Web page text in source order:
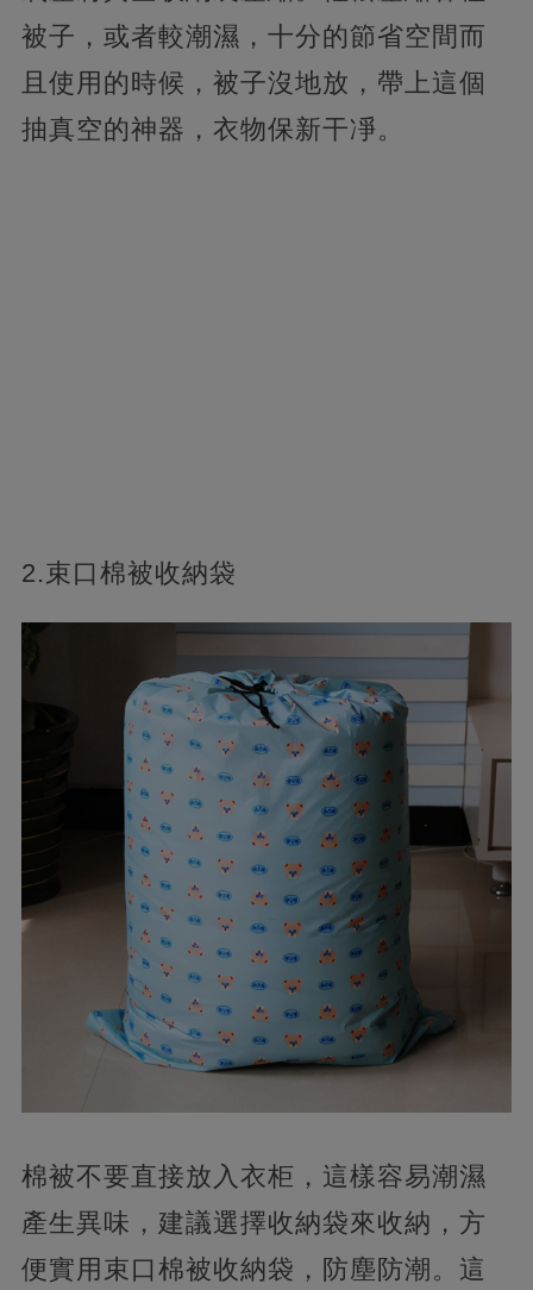
被子，或者較潮濕，十分的節省空間而
且使用的時候，被子沒地放，帶上這個
抽真空的神器，衣物保新干凈。
2.束口棉被收納袋
棉被不要直接放入衣柜，這樣容易潮濕
產生異味，建議選擇收納袋來收納，方
便實用束口棉被收納袋，防塵防潮。這